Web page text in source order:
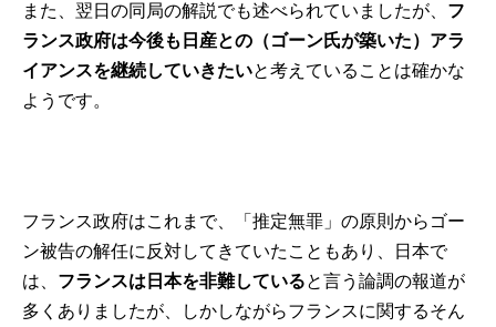
また、翌日の同局の解説でも述べられていましたが、 フ
ランス政府は今後も日産との（ゴーン氏が築いた）アラ
イアンスを継続していきたいと考えていることは確かな
ようです。
フランス政府はこれまで、「推定無罪」の原則からゴー
ン被告の解任に反対してきていたこともあり、日本で
は、 フランスは日本を非難していると言う論調の報道が
多くありましたが、しかしながらフランスに関するそん